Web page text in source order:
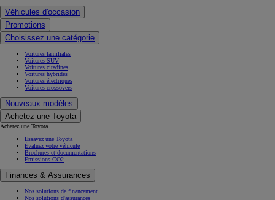
Véhicules d'occasion
Promotions
Choisissez une catégorie
Voitures familiales
Voitures SUV
Voitures citadines
Voitures hybrides
Voitures électriques
Voitures crossovers
Nouveaux modèles
Achetez une Toyota
Achetez une Toyota
Essayez une Toyota
Évaluez votre véhicule
Brochures et documentations
Émissions CO2
Finances & Assurances
Nos solutions de financement
Nos solutions d'assurances